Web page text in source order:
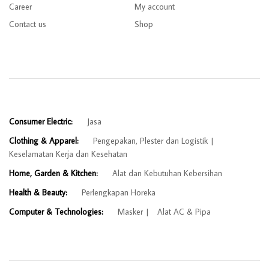
Career
Contact us
My account
Shop
Consumer Electric:
Jasa
Clothing & Apparel:
Pengepakan, Plester dan Logistik
Keselamatan Kerja dan Kesehatan
Home, Garden & Kitchen:
Alat dan Kebutuhan Kebersihan
Health & Beauty:
Perlengkapan Horeka
Computer & Technologies:
Masker Alat AC & Pipa